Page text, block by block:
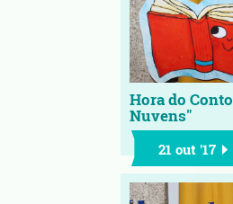
Hora do
Nuvens"
21 out '17